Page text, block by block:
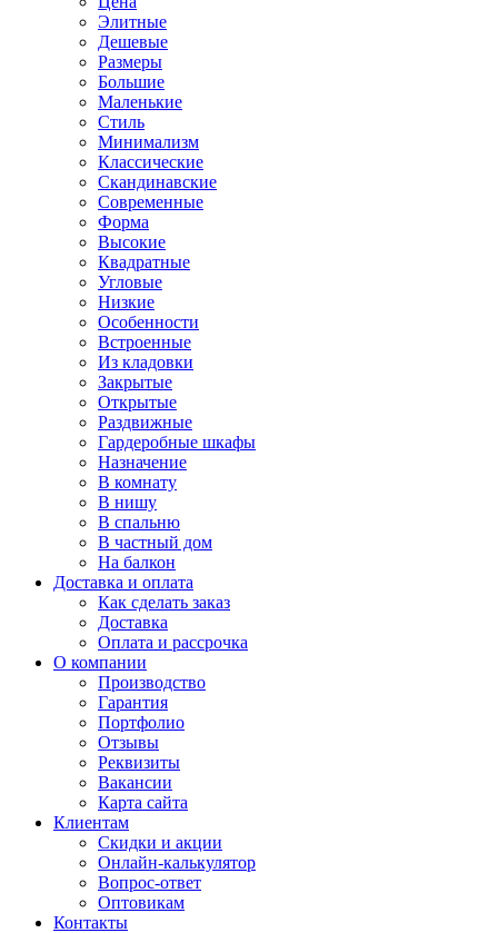
Элитные
Дешевые
Размеры
Большие
Маленькие
Стиль
Минимализм
Классические
Скандинавские
Современные
Форма
Высокие
Квадратные
Угловые
Низкие
Особенности
Встроенные
Из кладовки
Закрытые
Открытые
Раздвижные
Гардеробные шкафы
Назначение
В комнату
В нишу
В спальню
В частный дом
На балкон
Доставка и оплата
Как сделать заказ
Доставка
Оплата и рассрочка
О компании
Производство
Гарантия
Портфолио
Отзывы
Реквизиты
Вакансии
Карта сайта
Клиентам
Скидки и акции
Онлайн-калькулятор
Вопрос-ответ
Оптовикам
Контакты